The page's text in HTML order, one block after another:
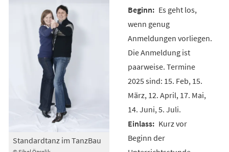
Standardtanz im TanzBau
Es geht los,
wenn genug
Anmeldungen vorliegen.
Die Anmeldung ist
paarweise. Termine
2025 sind: 15. Feb, 15.
März, 12. April, 17. Mai,
14. Juni, 5. Juli.
Kurz vor
Beginn der